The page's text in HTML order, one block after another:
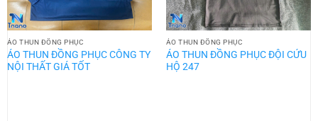
ÁO THUN ĐỒNG PHỤC
ÁO THUN ĐỒNG PHỤC CÔNG TY
NỘI THẤT GIÁ TỐT
ÁO THUN ĐỒNG PHỤC
ÁO THUN ĐỒNG PHỤC ĐỘI CỨU
HỘ 247